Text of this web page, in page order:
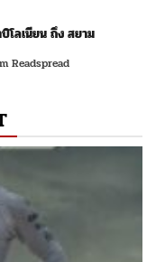
โลเนียน ถึง สยาม
Readspread